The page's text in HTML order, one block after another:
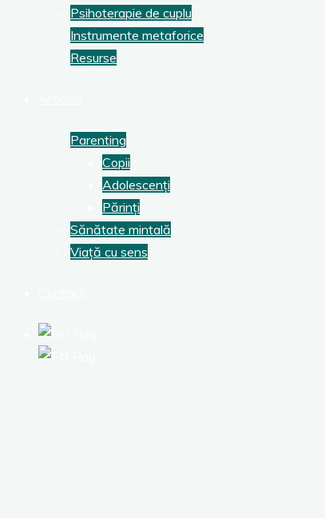
Psihoterapie de cuplu
Instrumente metaforice
Resurse
Parenting
Copii
Adolescenți
Părinți
Sănătate mintală
Viață cu sens